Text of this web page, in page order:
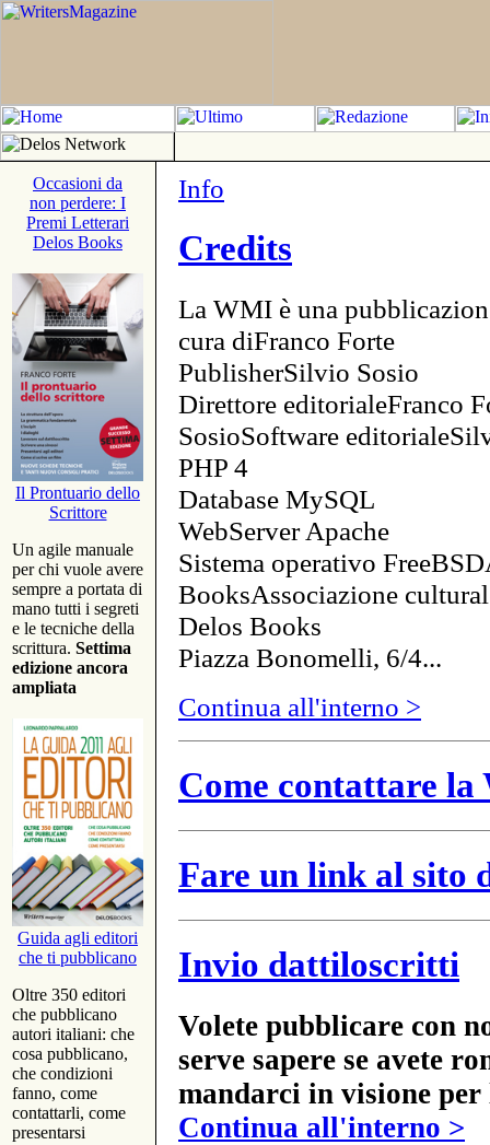
Occasioni da
non perdere: I
Premi Letterari
Delos Books
Il Prontuario dello
Scrittore
Un agile manuale
per chi vuole avere
sempre a portata di
mano tutti i segreti
e le tecniche della
scrittura. Settima
edizione ancora
ampliata
Guida agli editori
che ti pubblicano
Oltre 350 editori
che pubblicano
autori italiani: che
cosa pubblicano,
che condizioni
fanno, come
contattarli, come
presentarsi
Info
Credits
La WMI è una
cura diFranco Forte
PublisherSilvio Sosio
Direttore editorialeFranco
SosioSoftware
PHP 4
Database MySQL
WebServer Apache
Sistema operativo
BooksAssociazione
Delos Books
Piazza Bonomelli, 6/4...
Continua all'interno >
Come contattare
Fare un link al sito
Invio dattiloscritti
Volete pubblicare con
serve sapere se avete
mandarci in visione
Continua all'interno >